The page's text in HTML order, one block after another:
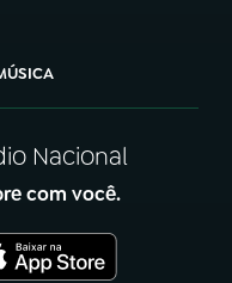
Nacional
com você.